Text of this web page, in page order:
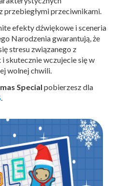
przebiegłymi przeciwnikami.
efekty dźwiękowe i sceneria
Narodzenia gwarantują, że
stresu związanego z
skutecznie wczujecie się w
wolnej chwili.
Special pobierzesz dla
.